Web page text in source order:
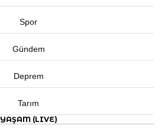
Spor
Gündem
Deprem
Tarım
YAŞAM (LIVE)